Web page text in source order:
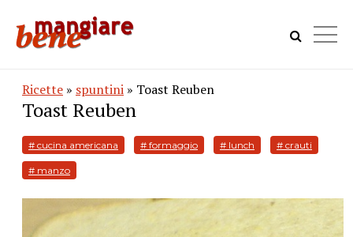
Ricette » spuntini » Toast Reuben
Toast Reuben
# cucina americana # formaggio # lunch # crauti
# manzo